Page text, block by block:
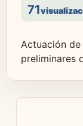
71
Actuación de
preliminares